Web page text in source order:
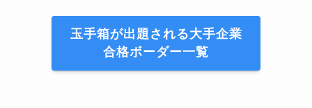
玉手箱が出題される大手企業
合格ボーダー一覧